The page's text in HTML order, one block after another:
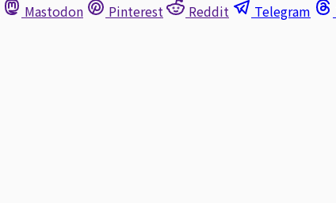
Mastodon Pinterest Reddit Telegram